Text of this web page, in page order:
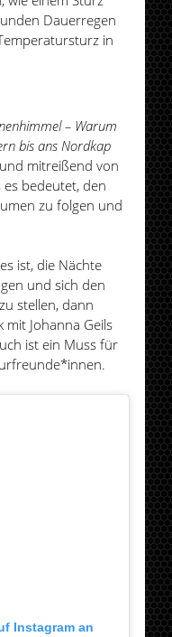
Dauerregen
in
– Warum
bis ans Nordkap
mitreißend von
es bedeutet, den
zu folgen und
ist, die Nächte
und sich den
stellen, dann
mit Johanna Geils
ist ein Muss für
Instagram an